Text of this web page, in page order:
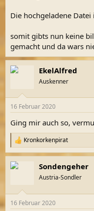
Die hochgeladene Datei
somit gibts nun keine
gemacht und da wars
EkelAlfred
Auskenner
16 Februar 2020
Ging mir auch so,
R
e
a
k
e
Kronkorkenpirat
Sondengeher
Austria-Sondler
16 Februar 2020